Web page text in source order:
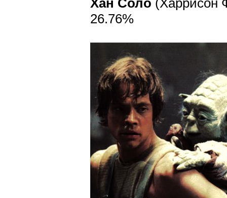
Хан Соло (Харрисон
26.76%